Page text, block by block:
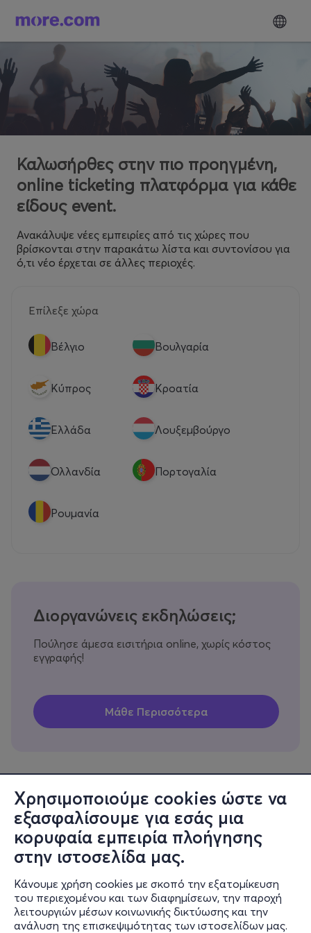
Χρησιμοποιούμε cookies ώστε να
εξασφαλίσουμε για εσάς μια
κορυφαία εμπειρία πλοήγησης
στην ιστοσελίδα μας.
Κάνουμε χρήση cookies με σκοπό την εξατομίκευση
του περιεχομένου και των διαφημίσεων, την παροχή
λειτουργιών μέσων κοινωνικής δικτύωσης και την
ανάλυση της επισκεψιμότητας των ιστοσελίδων μας.
Καλωσήρθες στην πιο προηγμένη,
online ticketing πλατφόρμα για κάθε
είδους event.
Ανακάλυψε νέες εμπειρίες από τις χώρες που
βρίσκονται στην παρακάτω λίστα και συντονίσου για
ό,τι νέο έρχεται σε άλλες περιοχές.
Επίλεξε χώρα
Βέλγιο Βουλγαρία
Κύπρος Κροατία
Eλλάδα Λουξεμβούργο
Ολλανδία Πορτογαλία
Ρουμανία
Διοργανώνεις εκδηλώσεις;
Πούλησε άμεσα εισιτήρια online, χωρίς κόστος
εγγραφής!
Πληροφορίες
Υποστήριξη
Stay Connected